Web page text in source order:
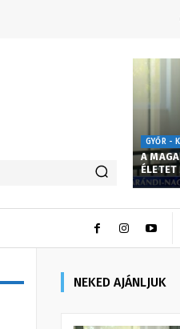
GYŐR -
A
NEKED AJÁNLJUK